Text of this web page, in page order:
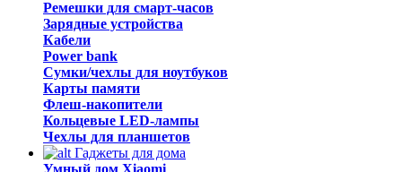
Ремешки для смарт-часов
Зарядные устройства
Кабели
Power bank
Сумки/чехлы для ноутбуков
Карты памяти
Флеш-накопители
Кольцевые LED-лампы
Чехлы для планшетов
Гаджеты для дома
Умный дом Xiaomi